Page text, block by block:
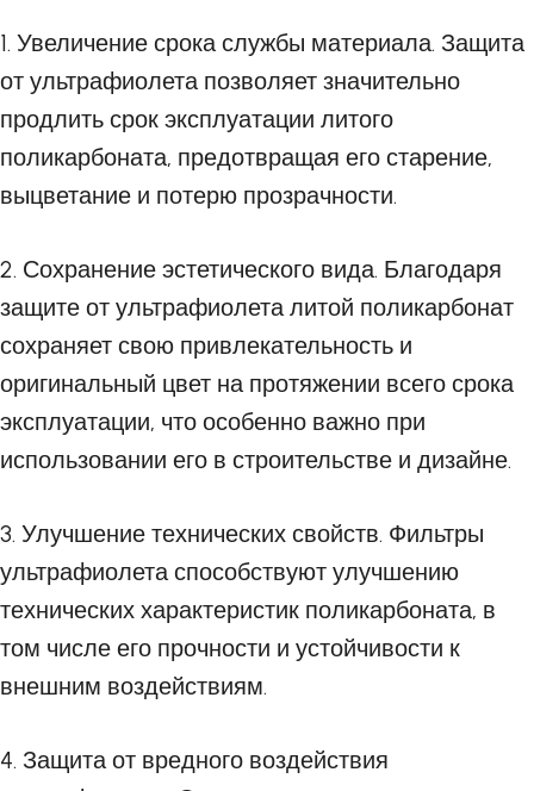
1. Увеличение срока службы материала. Защита
от ультрафиолета позволяет значительно
продлить срок эксплуатации литого
поликарбоната, предотвращая его старение,
выцветание и потерю прозрачности.
2. Сохранение эстетического вида. Благодаря
защите от ультрафиолета литой поликарбонат
сохраняет свою привлекательность и
оригинальный цвет на протяжении всего срока
эксплуатации, что особенно важно при
использовании его в строительстве и дизайне.
3. Улучшение технических свойств. Фильтры
ультрафиолета способствуют улучшению
технических характеристик поликарбоната, в
том числе его прочности и устойчивости к
внешним воздействиям.
4. Защита от вредного воздействия